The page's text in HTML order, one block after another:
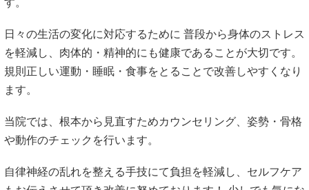
日々の生活の変化に対応するために 普段から身体のストレス
を軽減し、肉体的・精神的にも健康であることが大切です。
規則正しい運動・睡眠・食事をとることで改善しやすくなり
ます。
当院では、根本から見直すためカウンセリング、姿勢・骨格
や動作のチェックを行います。
自律神経の乱れを整える手技にて負担を軽減し、セルフケア